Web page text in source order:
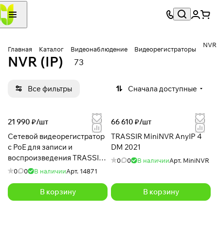
Главная Каталог Видеонаблюдение Видеорегистраторы
NVR
NVR (IP) 73
Все фильтры Сначала доступные
21 990 ₽/шт
Сетевой видеорегистратор
c PoE для записи и
воспроизведения TRASSIR
TR-N1108P
0 0 В наличииАрт. 14871
В корзину
66 610 ₽/шт
TRASSIR MiniNVR AnyIP 4
DM 2021
0 0 В наличииАрт. MiniNVR
В корзину